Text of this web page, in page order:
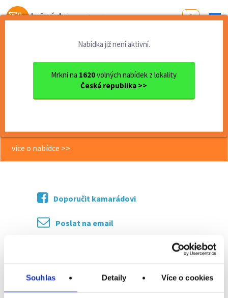
Souhlas Detaily Více o cookies
Od první brigády
Nabídka již není aktivní.
Mrkni na 1620volných nabídek z lokality
Česká republika >>
okres Žďár nad Sázavou
Žďár nad Sázavou
Ostraha obchodního domu ve ...
Ostraha obchodního domu ve Žďáru
více o nabídce >>
Doporučit kamarádovi
Poslat na email